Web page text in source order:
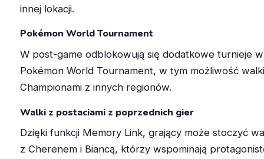
innej lokacji.
Pokémon World Tournament
W post-game odblokowują się dodatkowe turnieje w
Pokémon World Tournament, w tym możliwość
Championami z innych regionów.
Walki z postaciami z poprzednich gier
Dzięki funkcji Memory Link, grający może stoczyć
z Cherenem i Biancą, którzy wspominają